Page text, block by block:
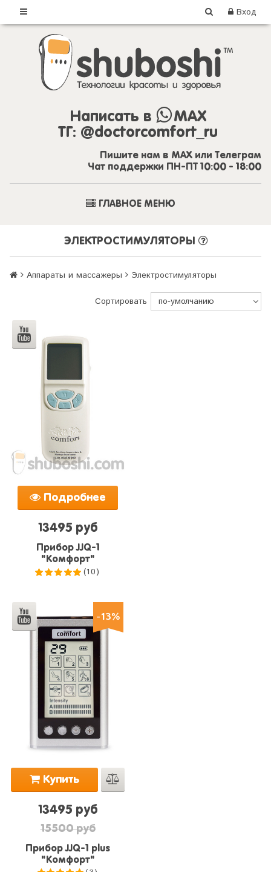
Вход
Написать в
MAX
ТГ: @doctorcomfort_ru
Пишите нам в MAX или Телеграм
Чат поддержки ПН-ПТ 10:00 - 18:00
ГЛАВНОЕ МЕНЮ
ЭЛЕКТРОСТИМУЛЯТОРЫ
Аппараты и массажеры Электростимуляторы
Сортировать
Подробнее
13495 руб
Прибор JJQ-1
"Комфорт"
(10)
-13%
Купить
13495 руб
15500 руб
Прибор JJQ-1 plus
"Комфорт"